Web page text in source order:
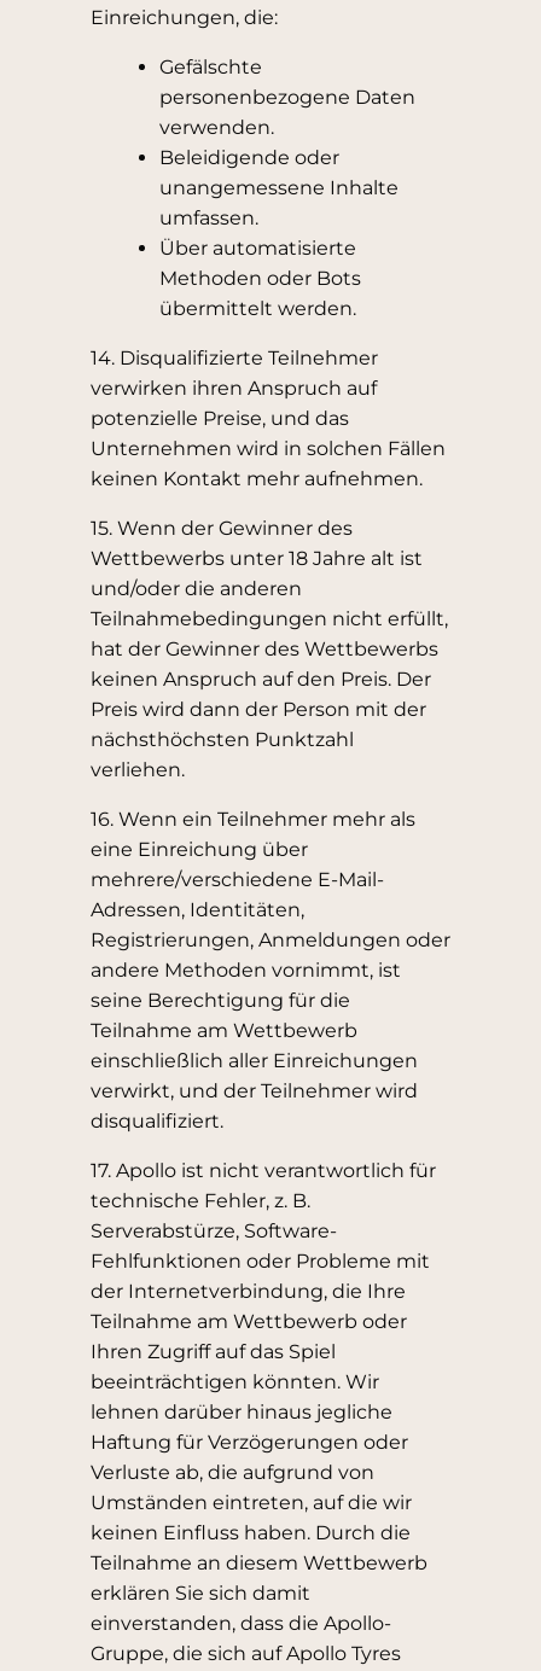
Einreichungen, die:
Gefälschte
personenbezogene Daten
verwenden.
Beleidigende oder
unangemessene Inhalte
umfassen.
Über automatisierte
Methoden oder Bots
übermittelt werden.
14. Disqualifizierte Teilnehmer
verwirken ihren Anspruch auf
potenzielle Preise, und das
Unternehmen wird in solchen Fällen
keinen Kontakt mehr aufnehmen.
15. Wenn der Gewinner des
Wettbewerbs unter 18 Jahre alt ist
und/oder die anderen
Teilnahmebedingungen nicht erfüllt,
hat der Gewinner des Wettbewerbs
keinen Anspruch auf den Preis. Der
Preis wird dann der Person mit der
nächsthöchsten Punktzahl
verliehen.
16. Wenn ein Teilnehmer mehr als
eine Einreichung über
mehrere/verschiedene E-Mail-
Adressen, Identitäten,
Registrierungen, Anmeldungen oder
andere Methoden vornimmt, ist
seine Berechtigung für die
Teilnahme am Wettbewerb
einschließlich aller Einreichungen
verwirkt, und der Teilnehmer wird
disqualifiziert.
17. Apollo ist nicht verantwortlich für
technische Fehler, z. B.
Serverabstürze, Software-
Fehlfunktionen oder Probleme mit
der Internetverbindung, die Ihre
Teilnahme am Wettbewerb oder
Ihren Zugriff auf das Spiel
beeinträchtigen könnten. Wir
lehnen darüber hinaus jegliche
Haftung für Verzögerungen oder
Verluste ab, die aufgrund von
Umständen eintreten, auf die wir
keinen Einfluss haben. Durch die
Teilnahme an diesem Wettbewerb
erklären Sie sich damit
einverstanden, dass die Apollo-
Gruppe, die sich auf Apollo Tyres